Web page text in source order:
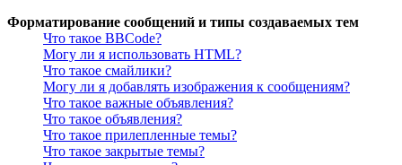
Форматирование сообщений и типы создаваемых тем
Что такое BBCode?
Могу ли я использовать HTML?
Что такое смайлики?
Могу ли я добавлять изображения к сообщениям?
Что такое важные объявления?
Что такое объявления?
Что такое прилепленные темы?
Что такое закрытые темы?